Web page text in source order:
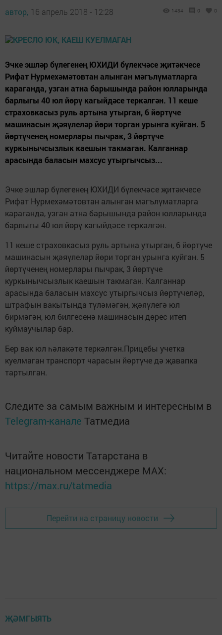
автор, 16 апрель 2018 - 12:28 1434 0 0
Эчке эшләр бүлегенең ЮХИДИ бүлекчәсе җитәкчесе
Рифат Нурмехәмәтовтан алынган мәгълүматларга
караганда, узган атна барышында район юлларында
барлыгы 40 юл йөрү кагыйдәсе теркәлгән. 11 кеше
страховкасыз руль артына утырган, 6 йөртүче
машинасын җәяүлеләр йөри торган урынга куйган. 5
йөртүченең номерлары пычрак, 3 йөртүче
куркынычсызлык каешын такмаган. Калганнар
арасында баласын махсус утыргычсыз...
Эчке эшләр бүлегенең ЮХИДИ бүлекчәсе җитәкчесе
Рифат Нурмехәмәтовтан алынган мәгълүматларга
караганда, узган атна барышында район юлларында
барлыгы 40 юл йөрү кагыйдәсе теркәлгән.
11 кеше страховкасыз руль артына утырган, 6 йөртүче
машинасын җәяүлеләр йөри торган урынга куйган. 5
йөртүченең номерлары пычрак, 3 йөртүче
куркынычсызлык каешын такмаган. Калганнар
арасында баласын махсус утыргычсыз йөртүчеләр,
штрафын вакытында түләмәгән, җәяүлегә юл
бирмәгән, юл билгесенә машинасын дөрес итеп
куймаучылар бар.
Бер вак юл һәлакәте теркәлгән.Прицебы учетка
куелмаган транспорт чарасын йөртүче дә җавапка
тартылган.
Следите за самым важным и интересным в
Telegram-канале Татмедиа
Читайте новости Татарстана в
национальном мессенджере MАХ:
https://max.ru/tatmedia
Перейти на страницу новости
ҖӘМГЫЯТЬ